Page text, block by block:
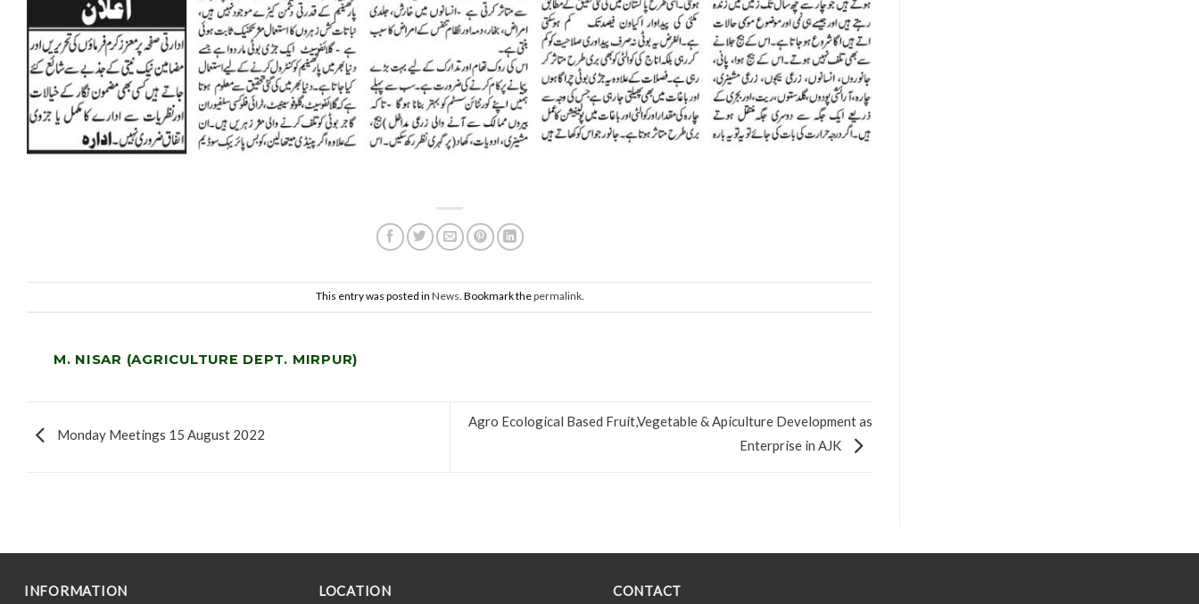
This entry was posted in News. Bookmark thepermalink.
M. NISAR (AGRICULTURE DEPT. MIRPUR)
Monday Meetings 15 August 2022
Agro Ecological Based Fruit,Vegetable & Apiculture Development as
Enterprise in AJK
INFORMATION LOCATION CONTACT